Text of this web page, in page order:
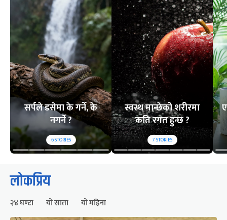
सर्पले डसेमा के गर्ने, के
नगर्ने ?
6STORIES
स्वस्थ मान्छेको शरीरमा
कति रगत हुन्छ ?
7STORIES
लोकप्रिय
२४ घण्टा यो साता यो महिना